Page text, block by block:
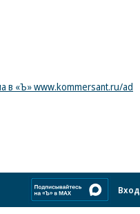
в «Ъ» www.kommersant.ru/ad
Вход